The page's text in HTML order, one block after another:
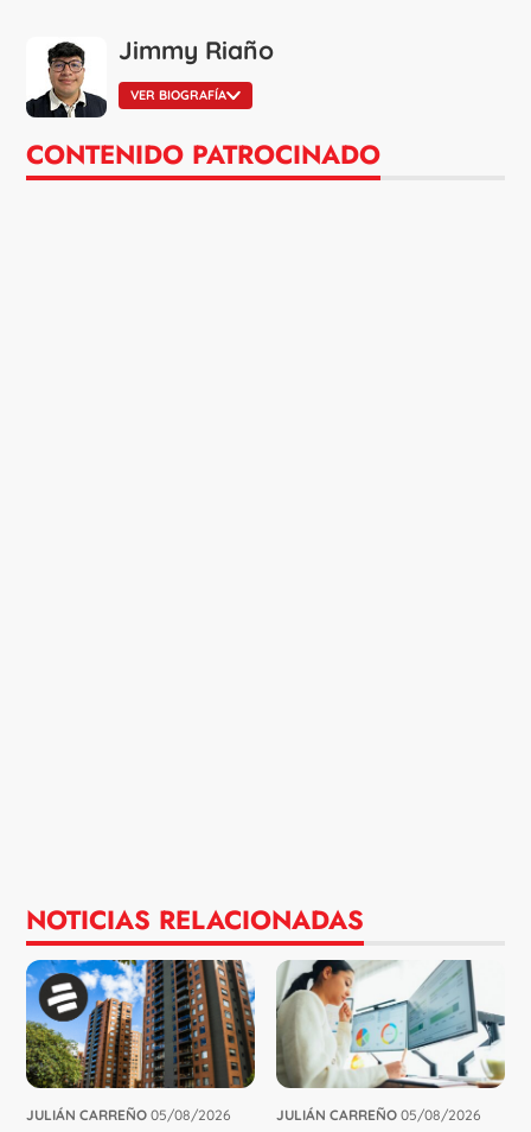
Jimmy Riaño
VER BIOGRAFÍA
CONTENIDO PATROCINADO
NOTICIAS RELACIONADAS
JULIÁN CARREÑO 05/08/2026 JULIÁN CARREÑO 05/08/2026